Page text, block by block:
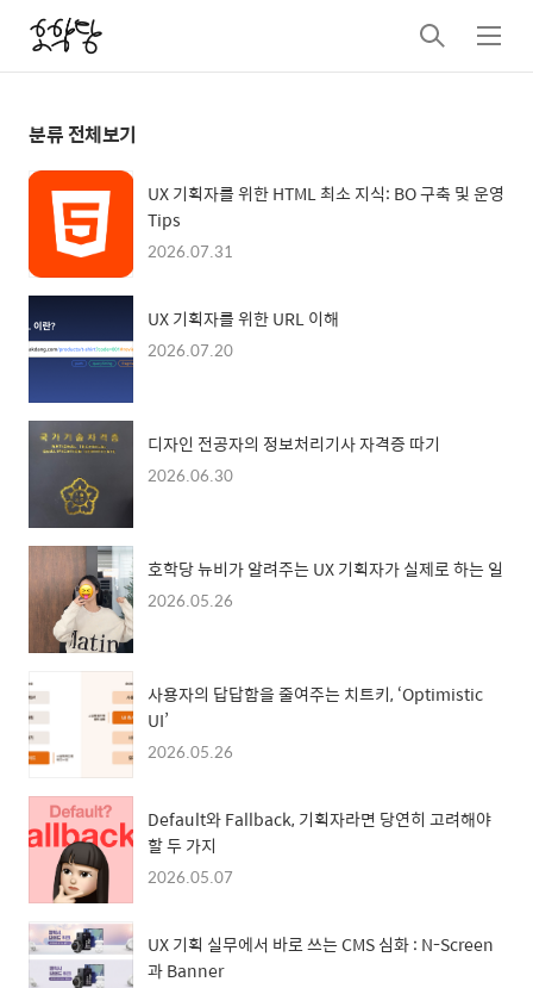
검
색
메
뉴
분류 전체보기
UX 기획자를 위한 HTML 최소 지식: BO 구축 및 운영
Tips
2026.07.31
UX 기획자를 위한 URL 이해
2026.07.20
디자인 전공자의 정보처리기사 자격증 따기
2026.06.30
호학당 뉴비가 알려주는 UX 기획자가 실제로 하는 일
2026.05.26
사용자의 답답함을 줄여주는 치트키, ‘Optimistic
UI’
2026.05.26
Default와 Fallback, 기획자라면 당연히 고려해야
할 두 가지
2026.05.07
UX 기획 실무에서 바로 쓰는 CMS 심화 : N-Screen
과 Banner